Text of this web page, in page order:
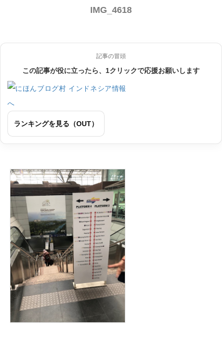
IMG_4618
記事の冒頭
この記事が役に立ったら、1クリックで応援お願いします
ランキングを見る（OUT）